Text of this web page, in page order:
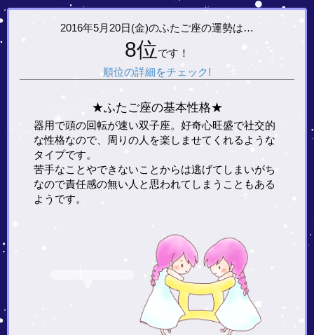
2016年5月20日(金)のふたご座の運勢は…
8位です！
順位の詳細をチェック!
★ふたご座の基本性格★
器用で頭の回転が速い双子座。好奇心旺盛で社交的
な性格なので、周りの人を楽しませてくれるような
タイプです。
苦手なことやできないことからは逃げてしまいがち
なので責任感の無い人と思われてしまうこともある
ようです。